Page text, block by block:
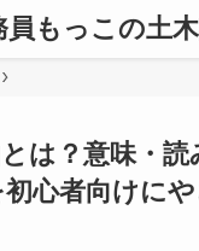
員もっこの土
とは？意味・
心者向けに